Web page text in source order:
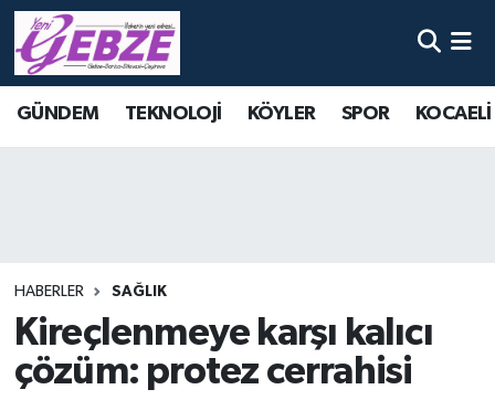
GÜNDEM TEKNOLOJİ KÖYLER SPOR
HABERLER SAĞLIK
Kireçlenmeye karşı kalıcı
çözüm: protez cerrahisi
Nöbetçi Eczaneler
Tüm Manşetler